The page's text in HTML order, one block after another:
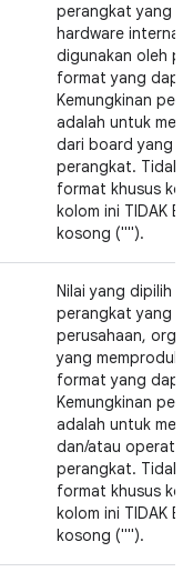
perangkat yang
hardware internal
digunakan oleh
format yang
Kemungkinan
adalah untuk
dari board yang
perangkat. Tidak
format khusus
kolom ini TIDAK
kosong ("").
Nilai yang dipilih
perangkat yang
perusahaan,
yang
format yang
Kemungkinan
adalah untuk
dan/atau operator
perangkat. Tidak
format khusus
kolom ini TIDAK
kosong ("").